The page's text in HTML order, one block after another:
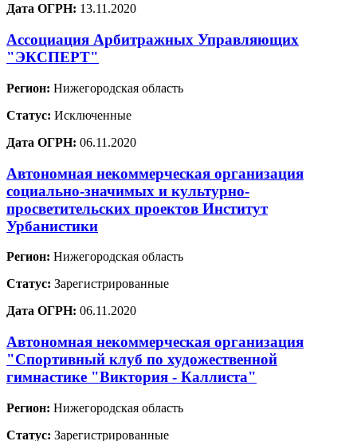
Дата ОГРН: 13.11.2020
Ассоциация Арбитражных Управляющих
"ЭКСПЕРТ"
Регион: Нижегородская область
Статус: Исключенные
Дата ОГРН: 06.11.2020
Автономная некоммерческая организация
социально-значимых и культурно-
просветительских проектов Институт
Урбанистики
Регион: Нижегородская область
Статус: Зарегистрированные
Дата ОГРН: 06.11.2020
Автономная некоммерческая организация
"Спортивный клуб по художественной
гимнастике "Виктория - Каллиста"
Регион: Нижегородская область
Статус: Зарегистрированные